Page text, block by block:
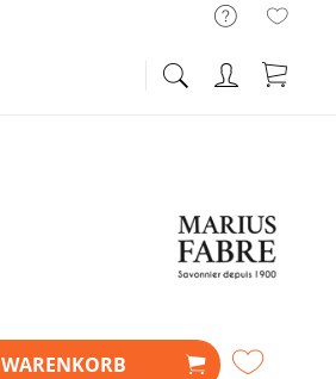
WARENKORB